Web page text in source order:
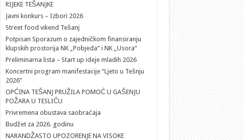
RIJEKE TEŠANJKE
Javni konkurs – Izbori 2026
Street food vikend Tešanj
Potpisan Sporazum o zajedničkom finansiranju
klupskih prostorija NK „Pobjeda“ i NK „Usora“
Preliminarna lista – Start up ideje mladih 2026
Koncertni program manifestacije “Ljeto u Tešnju
2026”
OPĆINA TEŠANJ PRUŽILA POMOĆ U GAŠENJU
POŽARA U TESLIĆU
Privremena obustava saobraćaja
Budžet za 2026. godinu
NARANDŽASTO UPOZORENJE NA VISOKE